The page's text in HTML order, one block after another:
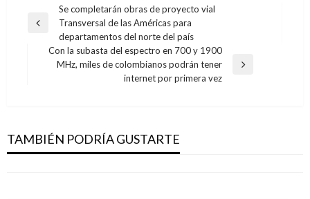
Navegación
de
entradas
Entrada
Se completarán obras de proyecto vial
Transversal de las Américas para
departamentos del norte del país
Entrada
Con la subasta del espectro en 700 y 1900
MHz, miles de colombianos podrán tener
internet por primera vez
TAMBIÉN PODRÍA GUSTARTE
domingo 14 de junio en Colombia
Iván Briceño lunes junio 15, 2020
comunicadores para narrar su territorio